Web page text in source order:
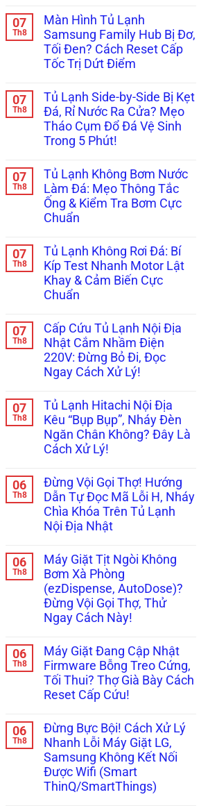
Cánh
Kêu
Réo
To
Ngăn
Đông
Bắt
Bệnh
Kẹt
Quạt
Dàn
Lạnh
Inverter
Chuẩn
bình
luận
ở
Cửa
Tủ
Side-
Side
Xệ,
Rỏ
Nước
Đọng
Sương?
Căn
Chỉnh
Bản
Lề
&
Gioăng
Cực
07
Th8
Màn Hình Tủ Lạnh
Samsung Family Hub Bị Đơ,
Tối Đen? Cách Reset Cấp
Tốc Trị Dứt Điểm
bình
luận
ở
Màn
Hình
Tủ
Samsung
Family
Hub
Bị
Đơ,
Tối
Đen?
Reset
Cấp
Tốc
Trị
Dứt
Điểm
07
Th8
Tủ Lạnh Side-by-Side Bị Kẹt
Đá, Rỉ Nước Ra Cửa? Mẹo
Tháo Cụm Đổ Đá Vệ Sinh
Trong 5 Phút!
bình
luận
ở
Tủ
Lạnh
Side-
Side
Kẹt
Đá,
Rỉ
Nước
Ra
Mẹo
Tháo
Cụm
Đổ
Đá
Vệ
Sinh
5
Phút!
07
Th8
Tủ Lạnh Không Bơm Nước
Làm Đá: Mẹo Thông Tắc
Ống & Kiểm Tra Bơm Cực
Chuẩn
bình
luận
ở
Tủ
Lạnh
Không
Nước
Làm
Đá:
Mẹo
Thông
Tắc
Ống
Kiểm
Tra
Bơm
Cực
Chuẩn
07
Th8
Tủ Lạnh Không Rơi Đá: Bí
Kíp Test Nhanh Motor Lật
Khay & Cảm Biến Cực
Chuẩn
bình
luận
ở
Tủ
Lạnh
Không
Đá:
Kíp
Test
Nhanh
Motor
Lật
Cảm
Biến
Cực
Chuẩn
07
Th8
Cấp Cứu Tủ Lạnh Nội Địa
Nhật Cắm Nhầm Điện
220V: Đừng Bỏ Đi, Đọc
Ngay Cách Xử Lý!
bình
luận
ở
Cấp
Cứu
Tủ
Nội
Địa
Nhật
Cắm
Nhầm
Điện
220V:
Đi,
Đọc
Ngay
Cách
Xử
Lý!
07
Th8
Tủ Lạnh Hitachi Nội Địa
Kêu “Bụp Bụp”, Nháy Đèn
Ngăn Chân Không? Đây Là
Cách Xử Lý!
bình
luận
ở
Tủ
Lạnh
Hitachi
Kêu
“Bụp
Bụp”,
Nháy
Đèn
Ngăn
Chân
Là
Cách
Xử
Lý!
06
Th8
Đừng Vội Gọi Thợ! Hướng
Dẫn Tự Đọc Mã Lỗi H, Nháy
Chìa Khóa Trên Tủ Lạnh
Nội Địa Nhật
bình
luận
ở
Đừng
Vội
Gọi
Thợ!
Tự
Đọc
Mã
Lỗi
H,
Nháy
Trên
Tủ
Lạnh
Nội
Địa
Nhật
06
Th8
Máy Giặt Tịt Ngòi Không
Bơm Xà Phòng
(ezDispense, AutoDose)?
Đừng Vội Gọi Thợ, Thử
Ngay Cách Này!
bình
luận
ở
Máy
Giặt
Tịt
Không
Bơm
Xà
Phòng
(ezDispense,
AutoDose)?
Đừng
Vội
06
Th8
Máy Giặt Đang Cập Nhật
Firmware Bỗng Treo Cứng,
Tối Thui? Thợ Già Bày Cách
Reset Cấp Cứu!
bình
luận
ở
Máy
Giặt
Đang
Cập
06
Th8
Đừng Bực Bội! Cách Xử Lý
Nhanh Lỗi Máy Giặt LG,
Samsung Không Kết Nối
Được Wifi (Smart
ThinQ/SmartThings)